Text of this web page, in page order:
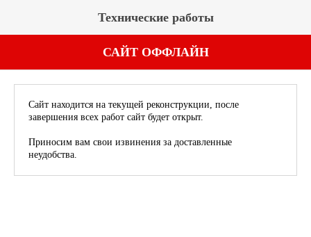
Технические работы
САЙТ ОФФЛАЙН
Сайт находится на текущей реконструкции, после
завершения всех работ сайт будет открыт.
Приносим вам свои извинения за доставленные
неудобства.